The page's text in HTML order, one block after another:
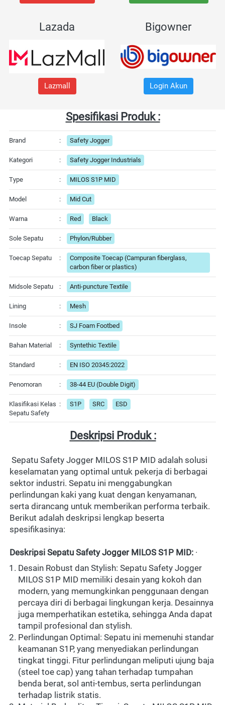
Lazada
Lazmall
Bigowner
Login Akun
Spesifikasi Produk :
Brand : Safety Jogger
Kategori : Safety Jogger Industrials
Type : MILOS S1P MID
Model : Mid Cut
Warna : Red Black
Sole Sepatu : Phylon/Rubber
Toecap Sepatu :
Composite Toecap (Campuran fiberglass,
carbon fiber or plastics)
Midsole Sepatu : Anti-puncture Textile
Lining : Mesh
Insole : SJ Foam Footbed
Bahan Material : Syntethic Textile
Standard : EN ISO 20345:2022
Penomoran : 38-44 EU (Double Digit)
Klasifikasi Kelas
Sepatu Safety
: S1P SRC ESD
Deskripsi Produk :
keselamatan yang optimal untuk pekerja di berbagai
sektor industri. Sepatu ini menggabungkan
perlindungan kaki yang kuat dengan kenyamanan,
serta dirancang untuk memberikan performa terbaik.
Berikut adalah deskripsi lengkap beserta
spesifikasinya:
Deskripsi Sepatu Safety Jogger MILOS S1P MID: ·
Desain Robust dan Stylish: Sepatu Safety Jogger
MILOS S1P MID memiliki desain yang kokoh dan
modern, yang memungkinkan penggunaan dengan
percaya diri di berbagai lingkungan kerja. Desainnya
juga memperhatikan estetika, sehingga Anda dapat
tampil profesional dan stylish.
Perlindungan Optimal: Sepatu ini memenuhi standar
keamanan S1P, yang menyediakan perlindungan
tingkat tinggi. Fitur perlindungan meliputi ujung baja
(steel toe cap) yang tahan terhadap tumpahan
benda berat, sol anti-tembus, serta perlindungan
terhadap listrik statis.